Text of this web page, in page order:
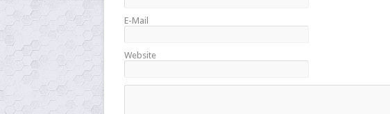
E-Mail
Website